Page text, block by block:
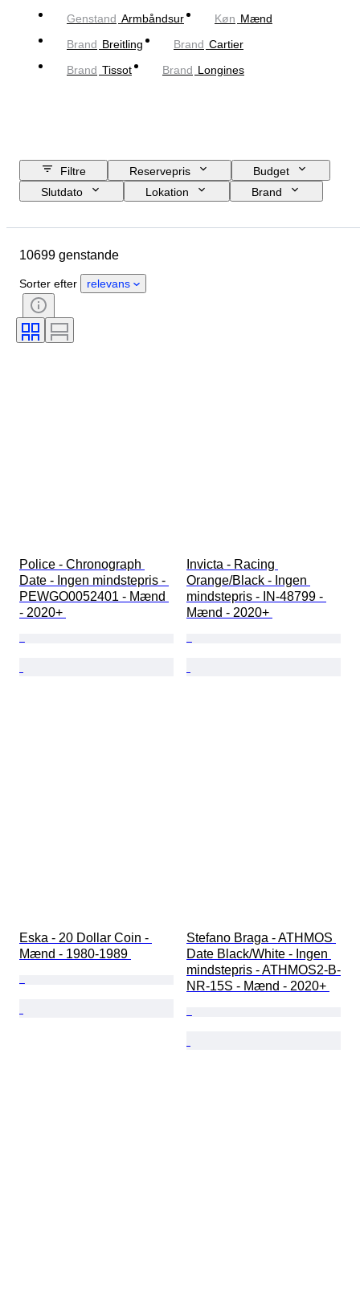
Genstand Armbåndsur Køn Mænd
Brand Breitling Brand Cartier
Brand Tissot Brand Longines
Filtre Reservepris
Budget
Slutdato
Lokation
Brand
Oprindelsesland
Tilstand
Certificering
Sprog
Urremmens materiale
10699 genstande
Sorter efter relevans
Police - Chronograph
Date - Ingen mindstepris -
PEWGO0052401 - Mænd
- 2020+
Invicta - Racing
Orange/Black - Ingen
mindstepris - IN-48799 -
Mænd - 2020+
Eska - 20 Dollar Coin -
Mænd - 1980-1989
Stefano Braga - ATHMOS
Date Black/White - Ingen
mindstepris - ATHMOS2-B-
NR-15S - Mænd - 2020+